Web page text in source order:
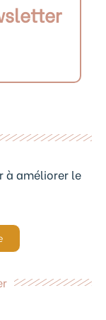
à améliorer le